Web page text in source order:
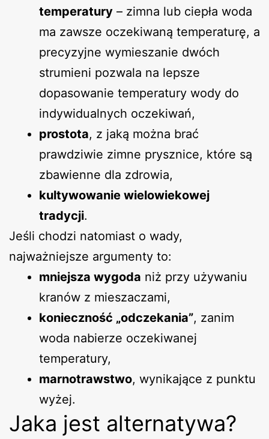
temperatury – zimna lub ciepła woda
ma zawsze oczekiwaną temperaturę, a
precyzyjne wymieszanie dwóch
strumieni pozwala na lepsze
dopasowanie temperatury wody do
indywidualnych oczekiwań,
prostota, z jaką można brać
prawdziwie zimne prysznice, które są
zbawienne dla zdrowia,
kultywowanie wielowiekowej
tradycji.
Jeśli chodzi natomiast o wady,
najważniejsze argumenty to:
mniejsza wygoda niż przy używaniu
kranów z mieszaczami,
konieczność „odczekania”, zanim
woda nabierze oczekiwanej
temperatury,
marnotrawstwo, wynikające z punktu
wyżej.
Jaka jest alternatywa?